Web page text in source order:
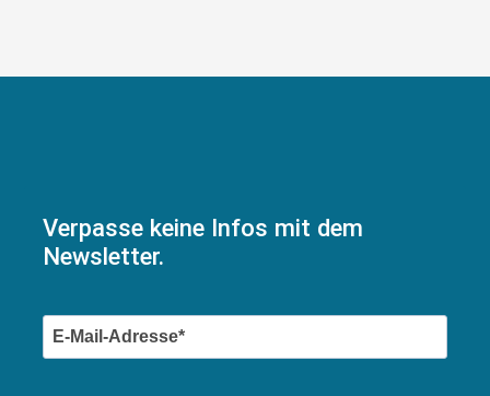
Verpasse keine Infos mit dem
Newsletter.